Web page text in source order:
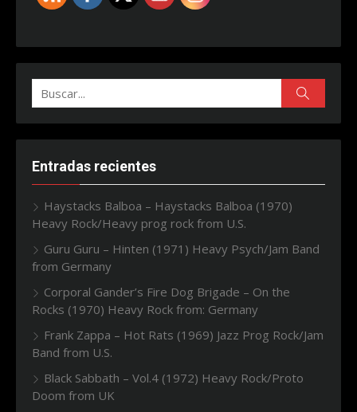
Buscar:
Entradas recientes
Haystacks Balboa – Haystacks Balboa (1970)
Heavy Rock/Heavy prog rock from U.S.
Guru Guru – Hinten (1971) Heavy Psych/Jam Band
from Germany
Corporal Gander’s Fire Dog Brigade – On the
Rocks (1970) Heavy Rock from: Germany
Frank Zappa – Hot Rats (1969) Jazz Prog Rock/Jam
Band from U.S.
Black Sabbath – Vol.4 (1972) Heavy Rock/Proto
Doom from UK